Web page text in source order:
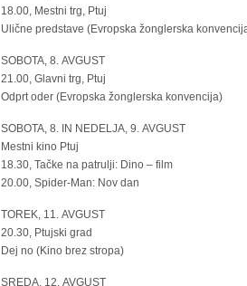
18.00, Mestni trg, Ptuj
Ulične predstave (Evropska žonglerska
SOBOTA, 8. AVGUST
21.00, Glavni trg, Ptuj
Odprt oder (Evropska žonglerska konvencija)
SOBOTA, 8. IN NEDELJA, 9. AVGUST
Mestni kino Ptuj
18.30, Tačke na patrulji: Dino – film
20.00, Spider-Man: Nov dan
TOREK, 11. AVGUST
20.30, Ptujski grad
Dej no (Kino brez stropa)
SREDA, 12. AVGUST